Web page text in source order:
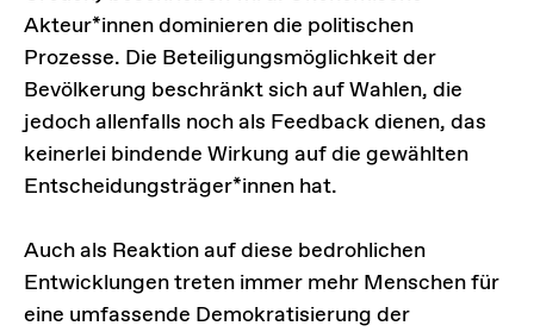
Akteur*innen dominieren die politischen
Prozesse. Die Beteiligungsmöglichkeit der
Bevölkerung beschränkt sich auf Wahlen, die
jedoch allenfalls noch als Feedback dienen, das
keinerlei bindende Wirkung auf die gewählten
Entscheidungsträger*innen hat.
Auch als Reaktion auf diese bedrohlichen
Entwicklungen treten immer mehr Menschen für
eine umfassende Demokratisierung der